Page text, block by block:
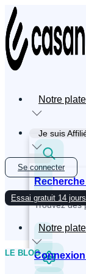
Aller
au
contenu
Notre
Trouvez des
Je suis
Inscription
Se connecter
Essai gratuit 14 jours
Notre
LE BLOG